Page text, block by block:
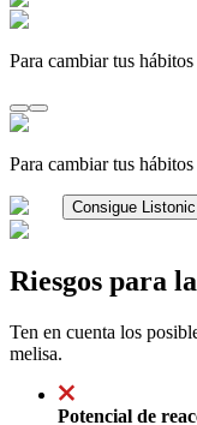
Para cambiar tus
Para cambiar tus
Consigue Listonic
Riesgos para
Ten en cuenta los
melisa.
Potencial de